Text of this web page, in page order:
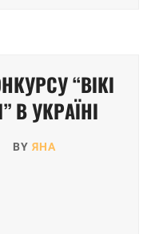
“ВІКІ
В УКРАЇНІ
BY ЯНА